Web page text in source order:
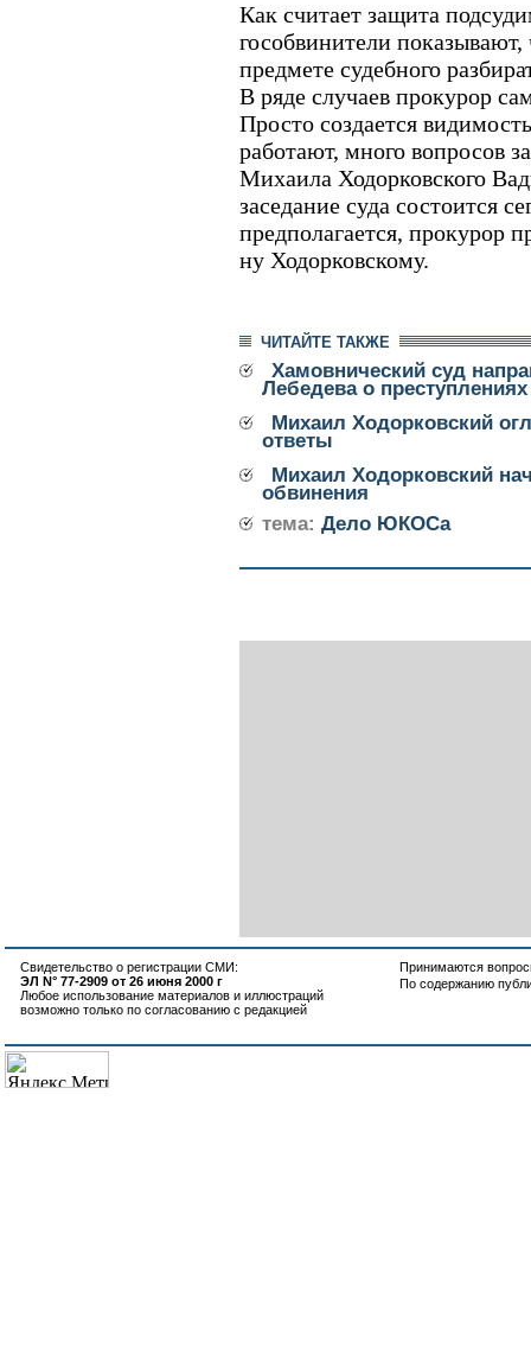
Как считает защита
гособвинители
предмете судебного
В ряде случаев прокурор
Просто создается
работают, много вопросов
Михаила Ходорковского
заседание суда состоится
предполагается, прокурор
ну Ходорковскому.
ЧИТАЙТЕ ТАКЖЕ
Хамовнический суд
Лебедева о
Михаил Ходорковский
ответы
Михаил Ходорковский
обвинения
тема: Дело ЮКОСа
Свидетельство о регистрации СМИ:
ЭЛ N° 77-2909 от 26 июня 2000 г
Любое использование материалов и иллюстраций
возможно только по согласованию с редакцией
Принимаются
По содержанию